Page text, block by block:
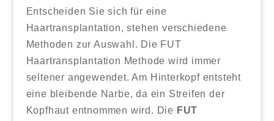
Entscheiden Sie sich für eine
Haartransplantation, stehen verschiedene
Methoden zur Auswahl. Die FUT
Haartransplantation Methode wird immer
seltener angewendet. Am Hinterkopf entsteht
eine bleibende Narbe, da ein Streifen der
Kopfhaut entnommen wird. Die FUT